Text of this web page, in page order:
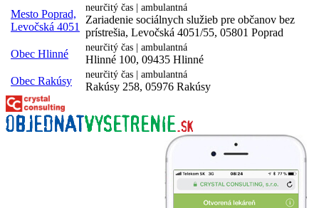
Mesto Poprad,
Levočská 4051
neurčitý čas | ambulantná
Zariadenie sociálnych služieb pre občanov bez
prístrešia, Levočská 4051/55, 05801 Poprad
Obec Hlinné
neurčitý čas | ambulantná
Hlinné 100, 09435 Hlinné
Obec Rakúsy
neurčitý čas | ambulantná
Rakúsy 258, 05976 Rakúsy